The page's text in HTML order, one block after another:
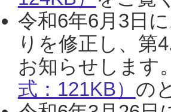
令和6年6月3日
りを修正し、第
お知らせします
式：121KB） の